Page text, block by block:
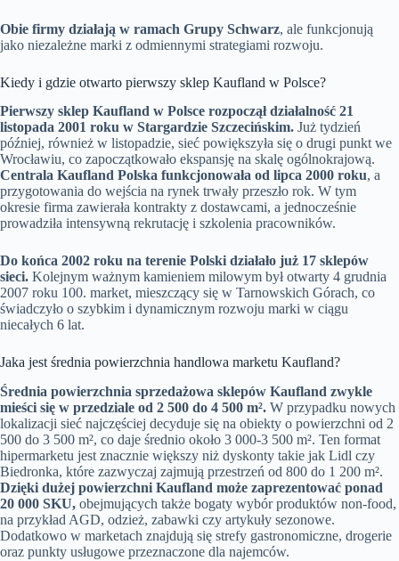
Obie firmy działają w ramach Grupy Schwarz, ale funkcjonują
jako niezależne marki z odmiennymi strategiami rozwoju.
Kiedy i gdzie otwarto pierwszy sklep Kaufland w Polsce?
Pierwszy sklep Kaufland w Polsce rozpoczął działalność 21
listopada 2001 roku w Stargardzie Szczecińskim. Już tydzień
później, również w listopadzie, sieć powiększyła się o drugi punkt we
Wrocławiu, co zapoczątkowało ekspansję na skalę ogólnokrajową.
Centrala Kaufland Polska funkcjonowała od lipca 2000 roku, a
przygotowania do wejścia na rynek trwały przeszło rok. W tym
okresie firma zawierała kontrakty z dostawcami, a jednocześnie
prowadziła intensywną rekrutację i szkolenia pracowników.
Do końca 2002 roku na terenie Polski działało już 17 sklepów
sieci. Kolejnym ważnym kamieniem milowym był otwarty 4 grudnia
2007 roku 100. market, mieszczący się w Tarnowskich Górach, co
świadczyło o szybkim i dynamicznym rozwoju marki w ciągu
niecałych 6 lat.
Jaka jest średnia powierzchnia handlowa marketu Kaufland?
Średnia powierzchnia sprzedażowa sklepów Kaufland zwykle
mieści się w przedziale od 2 500 do 4 500 m². W przypadku nowych
lokalizacji sieć najczęściej decyduje się na obiekty o powierzchni od 2
500 do 3 500 m², co daje średnio około 3 000-3 500 m². Ten format
hipermarketu jest znacznie większy niż dyskonty takie jak Lidl czy
Biedronka, które zazwyczaj zajmują przestrzeń od 800 do 1 200 m².
Dzięki dużej powierzchni Kaufland może zaprezentować ponad
20 000 SKU, obejmujących także bogaty wybór produktów non-food,
na przykład AGD, odzież, zabawki czy artykuły sezonowe.
Dodatkowo w marketach znajdują się strefy gastronomiczne, drogerie
oraz punkty usługowe przeznaczone dla najemców.